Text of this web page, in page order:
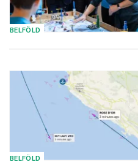
BELFÖLD
BELFÖLD